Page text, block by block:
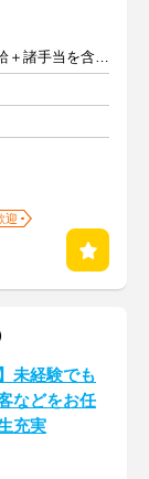
月給24万円～（交通費規定支給＋諸手当を含む）
迎
未経験でも
などをお任
充実